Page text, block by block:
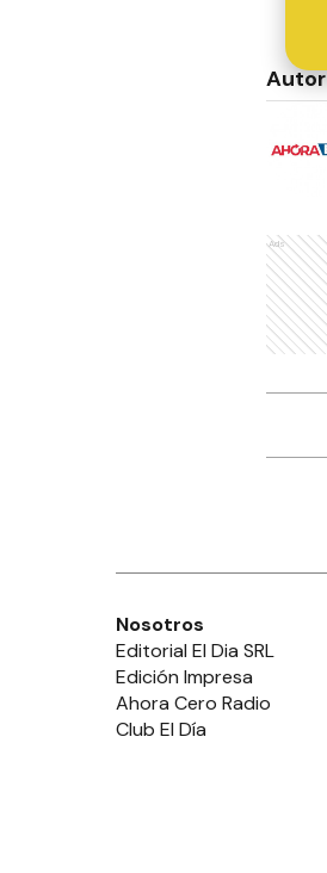
Autor
Ads
Nosotros
Editorial El Dia SRL
Edición Impresa
Ahora Cero Radio
Club El Día